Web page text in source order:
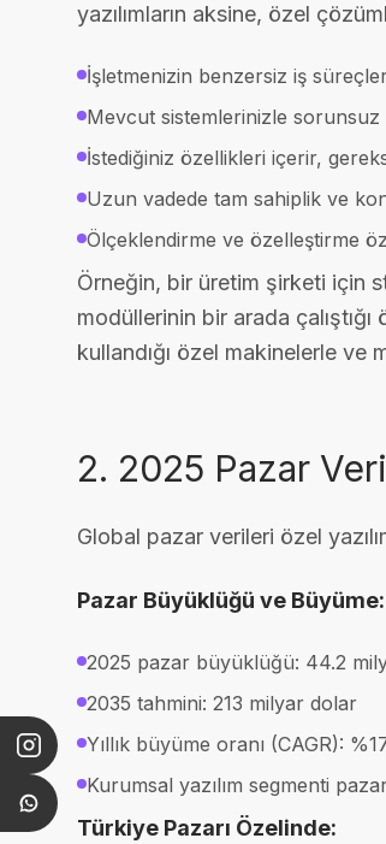
yazılımların aksine, özel
İşletmenizin benzersiz iş
Mevcut sistemlerinizle
İstediğiniz özellikleri içerir,
Uzun vadede tam sahiplik ve
Ölçeklendirme ve özelleştirme
Örneğin, bir üretim şirketi için
modüllerinin bir arada
kullandığı özel makinelerle ve
2. 2025 Pazar
Global pazar verileri özel
Pazar Büyüklüğü ve Büyüme:
2025 pazar büyüklüğü: 44.2
2035 tahmini: 213 milyar dolar
Yıllık büyüme oranı (CAGR):
Kurumsal yazılım segmenti
Türkiye Pazarı Özelinde: